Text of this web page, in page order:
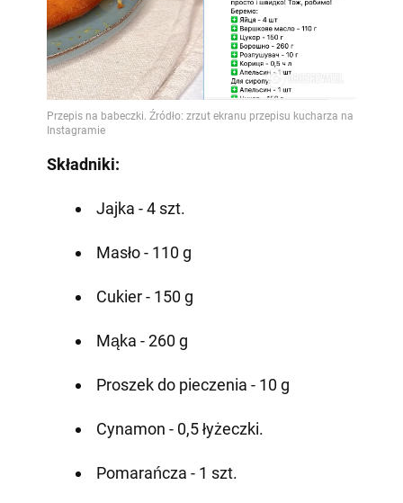
Składniki:
Jajka - 4 szt.
Masło - 110 g
Cukier - 150 g
Mąka - 260 g
Proszek do pieczenia - 10 g
Cynamon - 0,5 łyżeczki.
Pomarańcza - 1 szt.